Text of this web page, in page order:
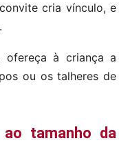
cria vínculo, e
ofereça à criança a
ou os talheres de
tamanho da